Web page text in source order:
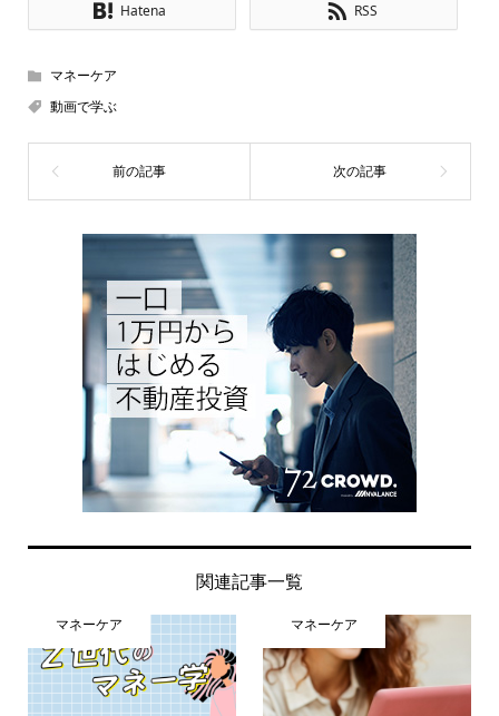
Hatena RSS
マネーケア
動画で学ぶ
関連記事一覧
マネーケア マネーケア